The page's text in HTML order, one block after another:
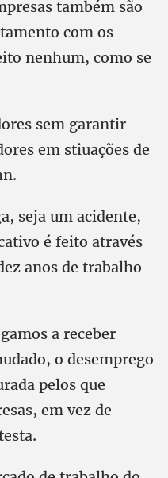
também são
com os
nenhum, como se
sem garantir
em stiuações de
seja um acidente,
é feito através
anos de trabalho
a receber
o desemprego
pelos que
em vez de